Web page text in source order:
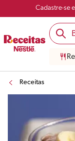
Cadastre-se e
Receitas
Salvar